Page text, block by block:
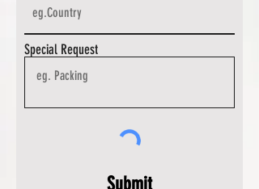
Special Request
Submit